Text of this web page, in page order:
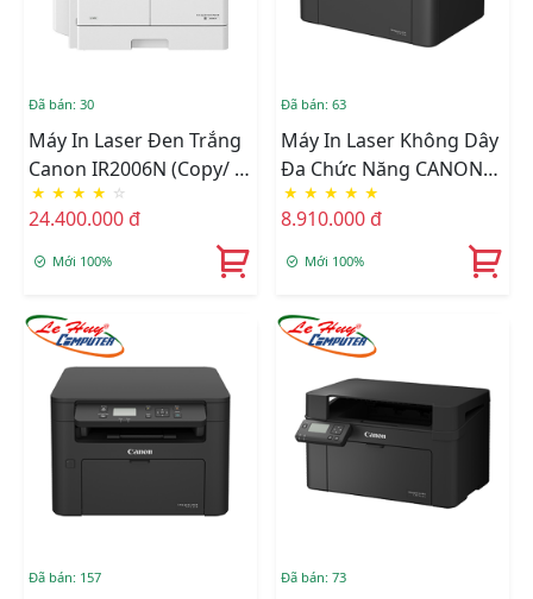
Đã bán: 30
Máy In Laser Đen Trắng
Canon IR2006N (Copy/ In
Mạng, In Wifi/ Scan)
★ ★ ★ ★ ☆
24.400.000 đ
Mới 100%
Đã bán: 63
Máy In Laser Không Dây
Đa Chức Năng CANON
MF913W
★ ★ ★ ★ ★
8.910.000 đ
Mới 100%
Đã bán: 157 Đã bán: 73